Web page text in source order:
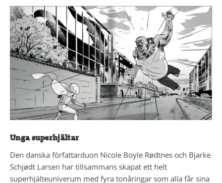
Unga superhjältar
Den danska författarduon Nicole Boyle Rødtnes och Bjarke
Schjødt Larsen har tillsammans skapat ett helt
superhjälteuniverum med fyra tonåringar som alla får sina